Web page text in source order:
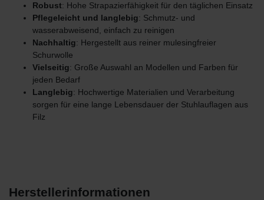
Robust: Hohe Strapazierfähigkeit für den täglichen Einsatz
Pflegeleicht und langlebig: Schmutz- und
wasserabweisend, einfach zu reinigen
Nachhaltig: Hergestellt aus reiner mulesingfreier
Schurwolle
Vielseitig: Große Auswahl an Modellen und Farben für
jeden Bedarf
Langlebig: Hochwertige Materialien und Verarbeitung
sorgen für eine lange Lebensdauer der Stuhlauflagen aus
Filz
Herstellerinformationen